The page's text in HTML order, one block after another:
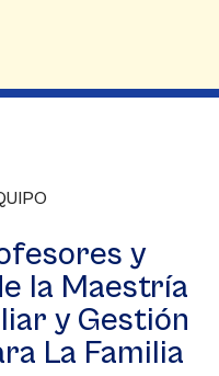
y
la Maestría
y Gestión
La Familia